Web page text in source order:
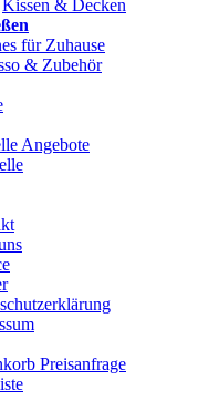
Kissen & Decken
für Zuhause
& Zubehör
Angebote
Preisanfrage